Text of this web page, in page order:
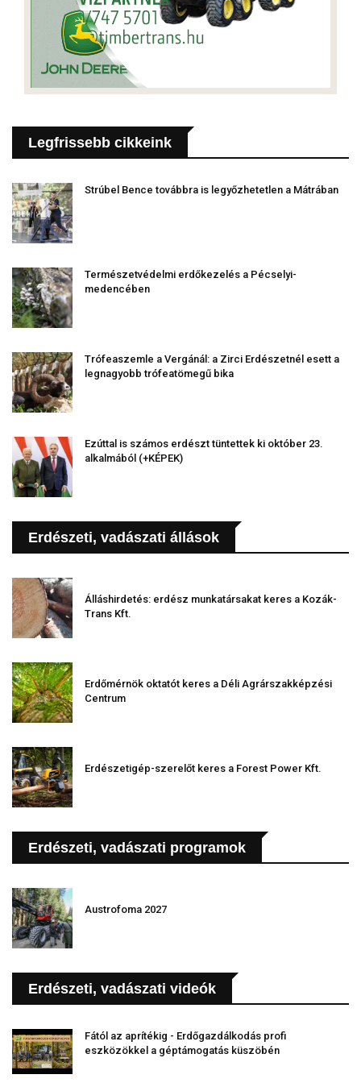
Legfrissebb cikkeink
Strúbel Bence továbbra is legyőzhetetlen a Mátrában
Természetvédelmi erdőkezelés a Pécselyi-
medencében
Trófeaszemle a Vergánál: a Zirci Erdészetnél esett a
legnagyobb trófeatömegű bika
Ezúttal is számos erdészt tüntettek ki október 23.
alkalmából (+KÉPEK)
Erdészeti, vadászati állások
Álláshirdetés: erdész munkatársakat keres a Kozák-
Trans Kft.
Erdőmérnök oktatót keres a Déli Agrárszakképzési
Centrum
Erdészetigép-szerelőt keres a Forest Power Kft.
Erdészeti, vadászati programok
Austrofoma 2027
Erdészeti, vadászati videók
Fától az aprítékig - Erdőgazdálkodás profi
eszközökkel a géptámogatás küszöbén